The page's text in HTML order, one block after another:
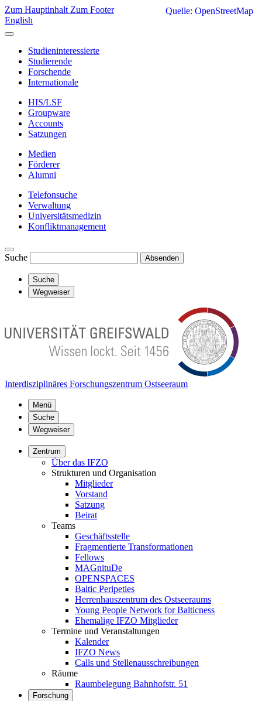
Zum Hauptinhalt Zum Footer
English
Studieninteressierte
Studierende
Forschende
Internationale
HIS/LSF
Groupware
Accounts
Satzungen
Medien
Förderer
Alumni
Telefonsuche
Verwaltung
Universitätsmedizin
Konfliktmanagement
Suche Absenden
Suche
Wegweiser
Interdisziplinäres Forschungszentrum Ostseeraum
Menü
Suche
Wegweiser
Zentrum
Über das IFZO
Strukturen und Organisation
Mitglieder
Vorstand
Satzung
Beirat
Teams
Geschäftsstelle
Fragmentierte Transformationen
Fellows
MAGnituDe
OPENSPACES
Baltic Peripeties
Herrenhauszentrum des Ostseeraums
Young People Network for Balticness
Ehemalige IFZO Mitglieder
Termine und Veranstaltungen
Kalender
IFZO News
Calls und Stellenausschreibungen
Räume
Raumbelegung Bahnhofstr. 51
Forschung
Quelle: OpenStreetMap